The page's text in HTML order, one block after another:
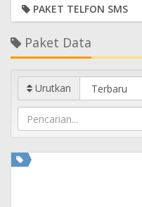
PAKET TELFON SMS
Paket Data
Urutkan